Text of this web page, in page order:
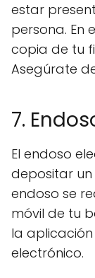
estar
persona. En
copia de tu
Asegúrate
7.
El endoso
depositar un
endoso se
móvil de tu
la
electrónico.